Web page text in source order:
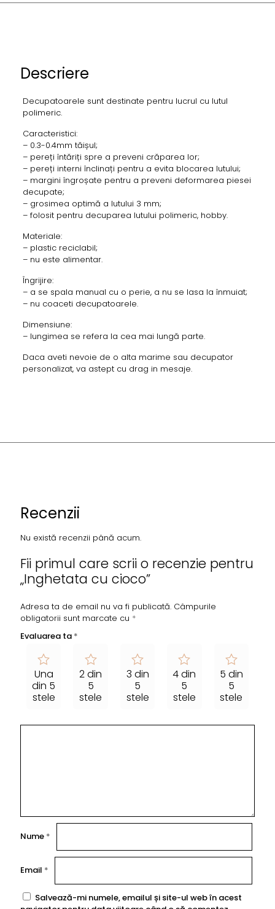
Descriere
Decupatoarele sunt destinate pentru lucrul cu lutul
polimeric.
Caracteristici:
– 0.3-0.4mm tăișul;
– pereți întăriți spre a preveni crăparea lor;
– pereți interni înclinați pentru a evita blocarea lutului;
– margini îngroșate pentru a preveni deformarea piesei
decupate;
– grosimea optimă a lutului 3 mm;
– folosit pentru decuparea lutului polimeric, hobby.
Materiale:
– plastic reciclabil;
– nu este alimentar.
Îngrijire:
– a se spala manual cu o perie, a nu se lasa la înmuiat;
– nu coaceti decupatoarele.
Dimensiune:
– lungimea se refera la cea mai lungă parte.
Daca aveti nevoie de o alta marime sau decupator
personalizat, va astept cu drag in mesaje.
Recenzii
Nu există recenzii până acum.
Fii primul care scrii o recenzie pentru
„Inghetata cu cioco”
Adresa ta de email nu va fi publicată. Câmpurile
obligatorii sunt marcate cu *
Evaluarea ta *
Una
din 5
stele
2 din
5
stele
3 din
5
stele
4 din
5
stele
5 din
5
stele
Nume *
Email *
Salvează-mi numele, emailul și site-ul web în acest